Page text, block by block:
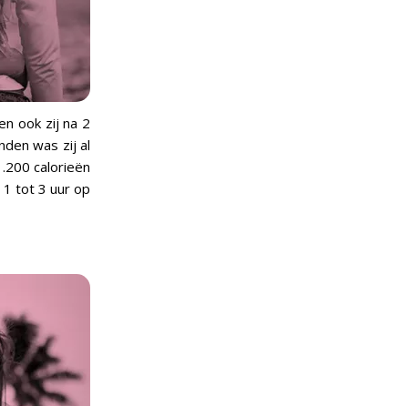
ook zij na 2
was zij al
calorieën
1 tot 3 uur op